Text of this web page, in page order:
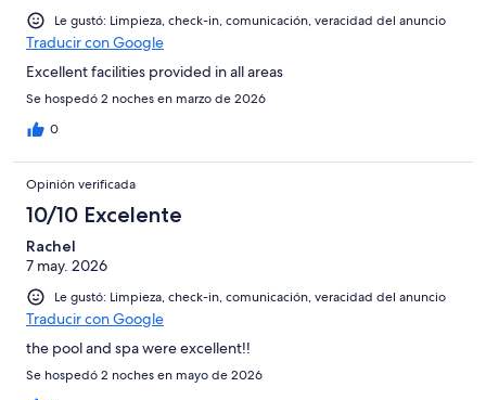
Le gustó: Limpieza, check-in, comunicación, veracidad del anuncio
Traducir con Google
Excellent facilities provided in all areas
Se hospedó 2 noches en marzo de 2026
0
Opinión verificada
10/10 Excelente
Rachel
7 may. 2026
Le gustó: Limpieza, check-in, comunicación, veracidad del anuncio
Traducir con Google
the pool and spa were excellent!!
Se hospedó 2 noches en mayo de 2026